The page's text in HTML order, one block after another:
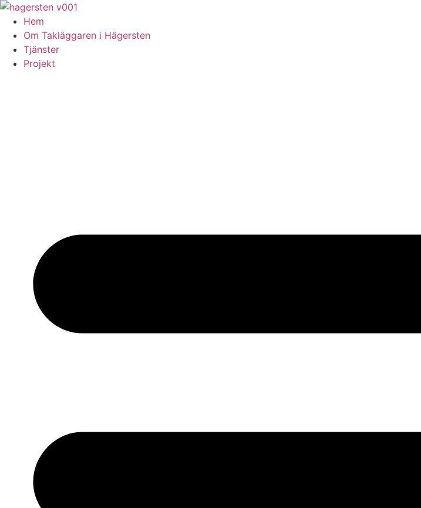
Skip
content
Hem
Om Takläggaren i Hägersten
Tjänster
Projekt